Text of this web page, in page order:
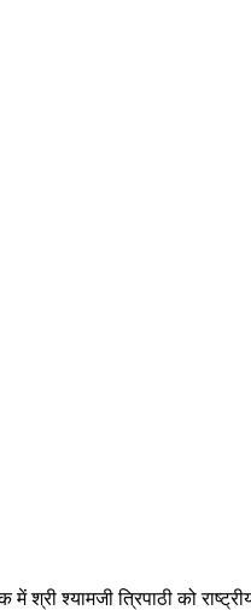
श्री श्यामजी त्रिपाठी को